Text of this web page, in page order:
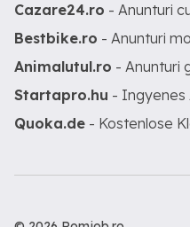
Cazare24.ro - Anunturi
Bestbike.ro - Anunturi
Animalutul.ro - Anunturi
Startapro.hu - Ingyenes
Quoka.de - Kostenlose